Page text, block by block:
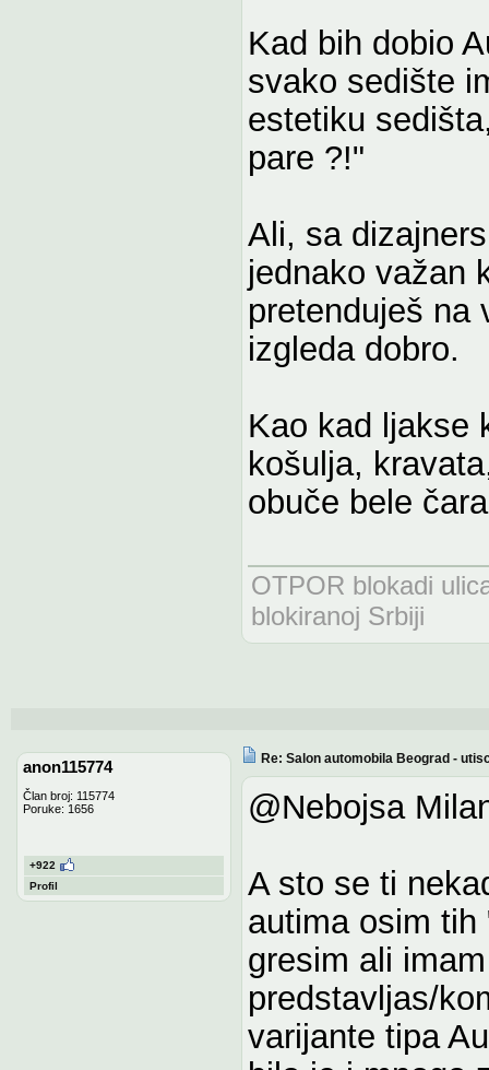
Kad bih dobio
svako sedište
estetiku
pare ?!"
Ali, sa
jednako važan
pretenduješ na
izgleda dobro.
Kao kad ljakse
košulja,
obuče bele
OTPOR blokadi
blokiranoj Srbiji
anon115774
Član broj: 115774
Poruke: 1656
+922
Profil
Re: Salon automobila Beograd -
@Nebojsa
A sto se ti
autima osim
gresim ali
predstavljas/
varijante tipa